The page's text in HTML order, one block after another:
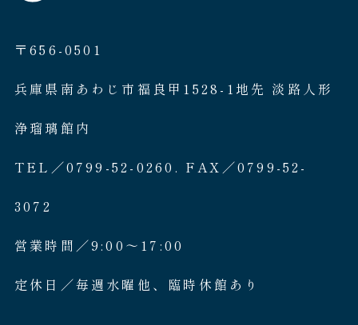
〒656-0501
兵庫県南あわじ市福良甲1528-1地先 淡路人形
浄瑠璃館内
TEL／0799-52-0260. FAX／0799-52-
3072
営業時間／9:00〜17:00
定休日／毎週水曜他、臨時休館あり